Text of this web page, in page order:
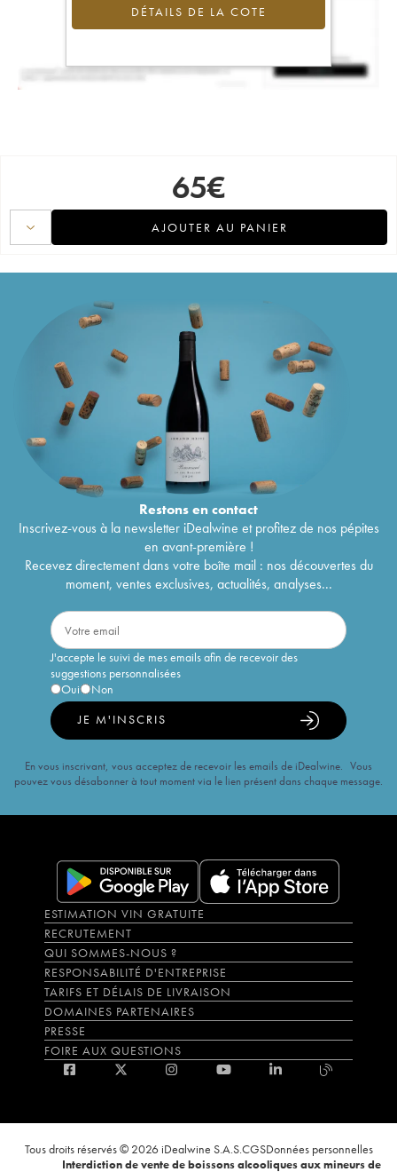
DÉTAILS DE LA COTE
65€
AJOUTER AU PANIER
Restons encontact
Inscrivez-vous à la newsletter iDealwine et profitez de nos pépites
en avant-première !
Recevez directement dans votre boîte mail : nos découvertes du
moment, ventes exclusives, actualités, analyses...
J'accepte le suivi de mes emails afin de recevoir des
suggestions personnalisées
Oui
Non
JE M'INSCRIS
En vous inscrivant, vous acceptez de recevoir les emails de iDealwine. Vous
pouvez vous désabonner à tout moment via le lien présent dans chaque message.
ESTIMATION VIN GRATUITE
RECRUTEMENT
QUI SOMMES-NOUS ?
RESPONSABILITÉ D'ENTREPRISE
TARIFS ET DÉLAIS DE LIVRAISON
DOMAINES PARTENAIRES
PRESSE
FOIRE AUX QUESTIONS
Tous droits réservés © 2026 iDealwine S.A.S.CGSDonnées personnelles
Interdiction de vente de boissons alcooliques aux mineurs de